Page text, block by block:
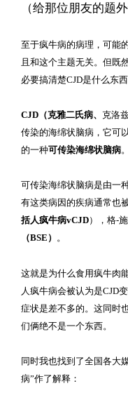
（给那位朋友的题
至于疯牛病的病理，可能
且和这个主题无关。但既
必要搞清楚CJD是什么东西
CJD（克雅二氏病、 克洛
传染的海绵状脑病，它可
的一种可传染海绵状脑病。
可传染海绵状脑病是由一
有这类病因的疾病通常也
括人疯牛病vCJD），格-
（BSE） 。
这就是为什么食用疯牛肉
人疯牛病会被认为是CJD
症状是差不多的。这同时
们俩绝不是一个东西。
同时我也找到了全国各大
病”作了解释：